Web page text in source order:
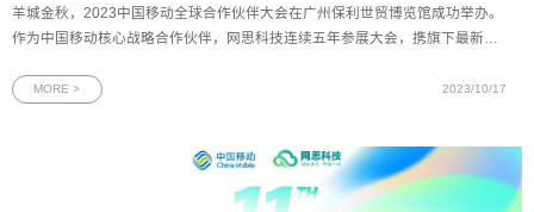
羊城金秋，2023中国移动全球合作伙伴大会在广州保利世贸博览馆成功举办。
作为中国移动核心战略合作伙伴，网思科技连续五年参展大会，携旗下最新行
态的机会。图为网思科技展台全景一直以来，网思科技致力于推动各行各业数
MORE > 2023/10/17